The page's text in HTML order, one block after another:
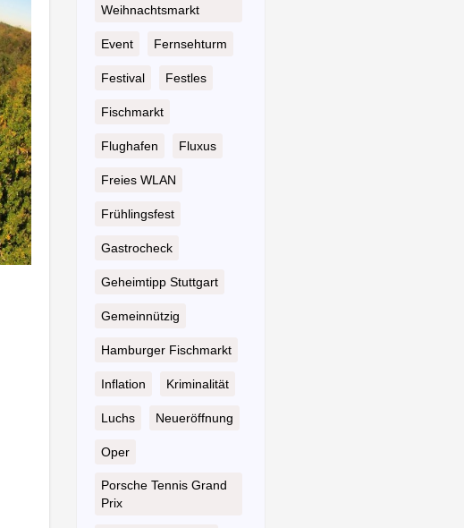
Weihnachtsmarkt
Event Fernsehturm
Festival Festles
Fischmarkt
Flughafen Fluxus
Freies WLAN
Frühlingsfest
Gastrocheck
Geheimtipp Stuttgart
Gemeinnützig
Hamburger Fischmarkt
Inflation Kriminalität
Luchs Neueröffnung
Oper
Porsche Tennis Grand
Prix